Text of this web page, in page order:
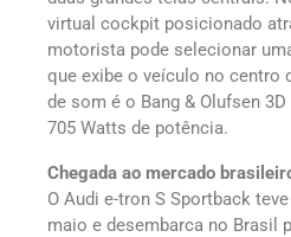
virtual cockpit posicionado
motorista pode selecionar
que exibe o veículo no centro
de som é o Bang & Olufsen
705 Watts de potência.
Chegada ao mercado
O Audi e-tron S Sportback
maio e desembarca no Brasil